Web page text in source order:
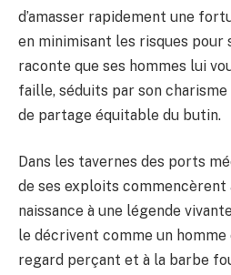
d’amasser rapidement une
en minimisant les risques pour
raconte que ses hommes lui
faille, séduits par son
de partage équitable du butin.
Dans les tavernes des ports
de ses exploits commencèrent
naissance à une légende
le décrivent comme un
regard perçant et à la barbe